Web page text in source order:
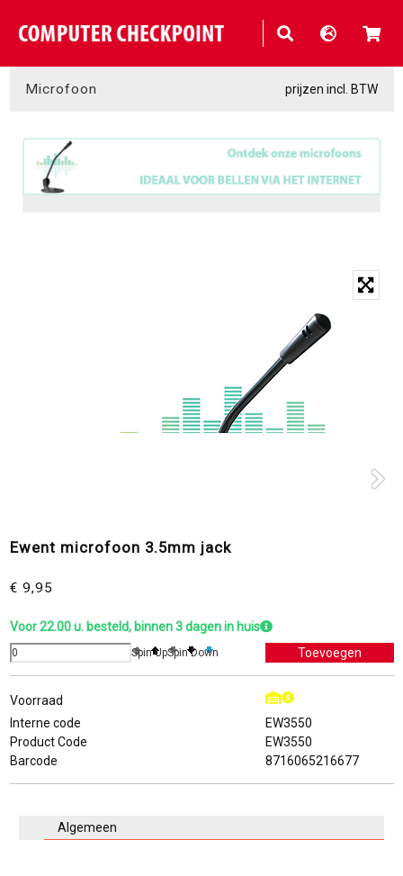
Microfoon prijzen incl. BTW
Ewent microfoon 3.5mm jack
€ 9,95
Voor 22.00 u. besteld, binnen 3 dagen in huis
Spin UpSpin Down
Voorraad
Interne code
EW3550
Product Code
EW3550
Barcode
8716065216677
Algemeen